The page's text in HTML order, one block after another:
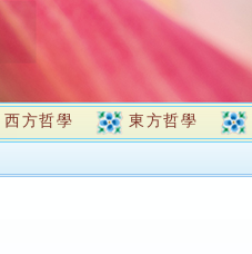
西方哲學 東方哲學